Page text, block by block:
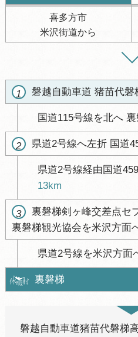
喜多方市
米沢街道から
1 磐越自動車道 猪苗代磐
国道115号線を北へ
2 県道2号線へ左折 国道
県道2号線経由国道
13km
3
裏磐梯剣ヶ峰交差点セ
裏磐梯観光協会を米沢方面
県道2号線を米沢方面
裏磐梯
磐越自動車道猪苗代磐梯